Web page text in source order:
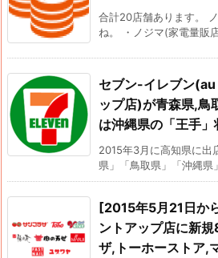
合計20店舗あります。
ね。 ・ノジマ(家電量販
セブン-イレブン
ップ店)が青森県,鳥
は沖縄県の「王手」
2015年3月に高知県に出
県」「鳥取県」「沖縄県
[2015年5月21日か
ントアップ店に新
ザ,トーホーストア,